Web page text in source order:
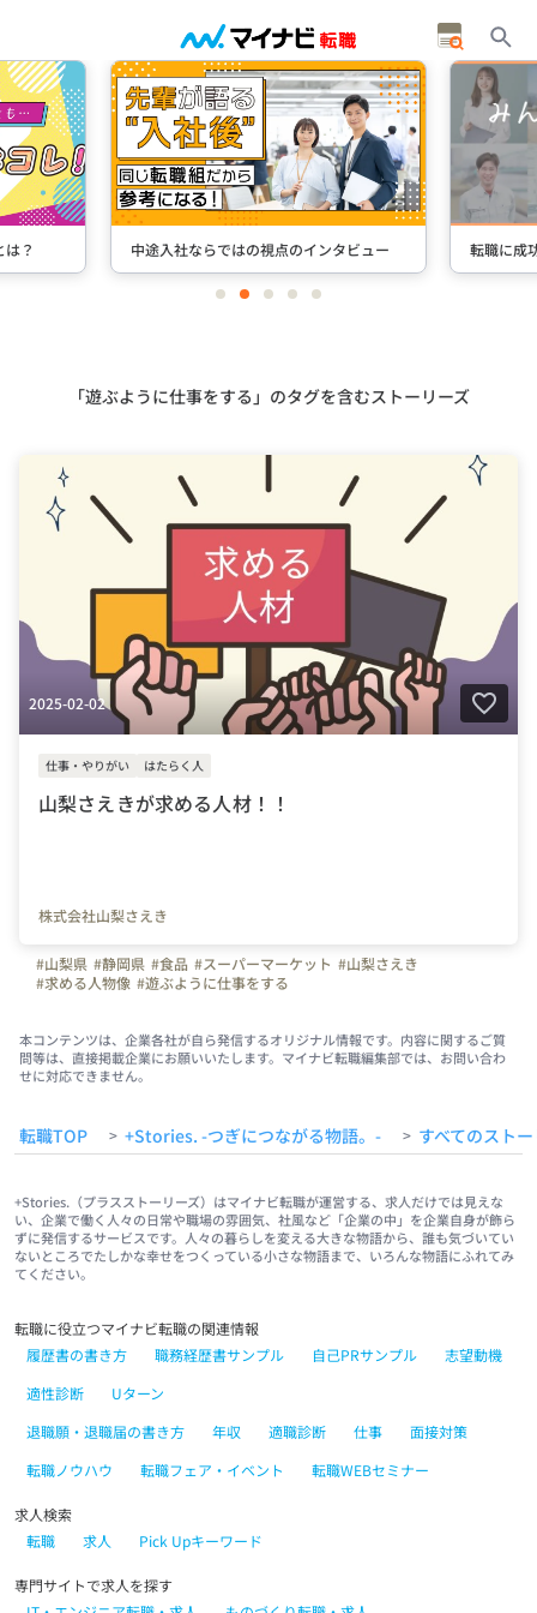
？ 中途入社ならではの視点のインタビュー 転職に成
itemitemitemitemitem
「遊ぶように仕事をする」のタグを含むストーリーズ
2025-02-02
仕事・やりがい はたらく人
山梨さえきが求める人材！！
株式会社山梨さえき
#山梨県 #静岡県 #食品 #スーパーマーケット #山梨さえき
#求める人物像 #遊ぶように仕事をする
本コンテンツは、企業各社が自ら発信するオリジナル情報です。内容に関するご質
問等は、直接掲載企業にお願いいたします。マイナビ転職編集部では、お問い合わ
せに対応できません。
転職TOP > +Stories. -つぎにつながる物語。- > すべてのスト
+Stories.（プラスストーリーズ）はマイナビ転職が運営する、求人だけでは見えな
い、企業で働く人々の日常や職場の雰囲気、社風など「企業の中」を企業自身が飾ら
ずに発信するサービスです。人々の暮らしを変える大きな物語から、誰も気づいてい
ないところでたしかな幸せをつくっている小さな物語まで、いろんな物語にふれてみ
てください。
転職に役立つマイナビ転職の関連情報
履歴書の書き方
職務経歴書サンプル 自己PRサンプル
志望動機
適性診断
Uターン
退職願・退職届の書き方
年収 適職診断 仕事
面接対策
転職ノウハウ
転職フェア・イベント 転職WEBセミナー
求人検索
転職
求人 Pick Upキーワード
専門サイトで求人を探す